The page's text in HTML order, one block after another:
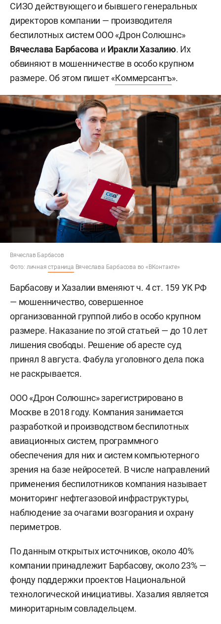
СИЗО действующего и бывшего генеральных
директоров компании — производителя
беспилотных систем ООО «Дрон Солюшнс»
Вячеслава Барбасова и Иракли Хазалию. Их
обвиняют в мошенничестве в особо крупном
размере. Об этом пишет «Коммерсантъ».
Вячеслав Барбасов
Фото: личнаястраница Вячеслава Барбасова во «ВКонтакте»
Барбасову и Хазалии вменяют ч. 4 ст. 159 УК РФ
— мошенничество, совершенное
организованной группой либо в особо крупном
размере. Наказание по этой статьей — до 10 лет
лишения свободы. Решение об аресте суд
принял 8 августа. Фабула уголовного дела пока
не раскрывается.
ООО «Дрон Солюшнс» зарегистрировано в
Москве в 2018 году. Компания занимается
разработкой и производством беспилотных
авиационных систем, программного
обеспечения для них и систем компьютерного
зрения на базе нейросетей. В числе направлений
применения беспилотников компания называет
мониторинг нефтегазовой инфраструктуры,
наблюдение за очагами возгорания и охрану
периметров.
По данным открытых источников, около 40%
компании принадлежит Барбасову, около 23% —
фонду поддержки проектов Национальной
технологической инициативы. Хазалия является
миноритарным совладельцем.